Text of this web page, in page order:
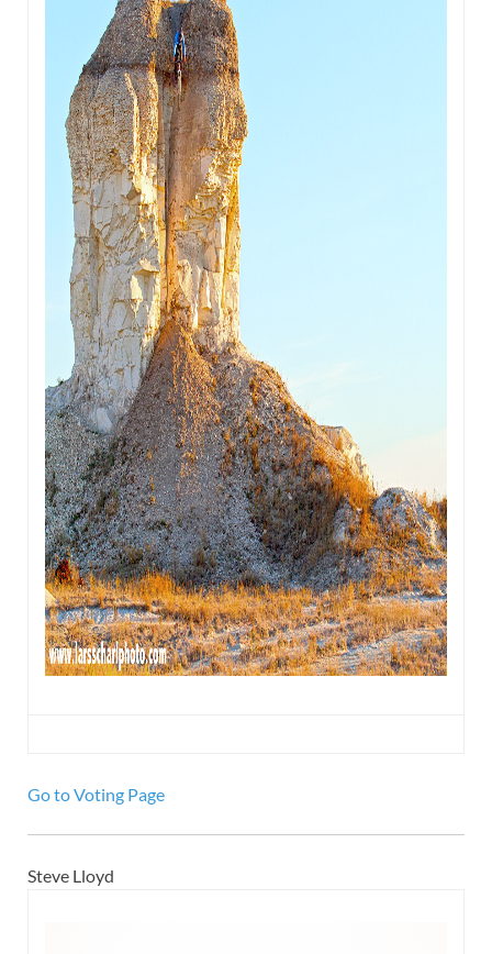
Go to Voting Page
Steve Lloyd